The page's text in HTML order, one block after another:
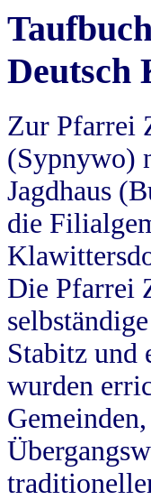
Deutsch
Zur Pfarrei
(Sypnywo)
Jagdhaus
die
Die Pfarrei
Stabitz und
wurden